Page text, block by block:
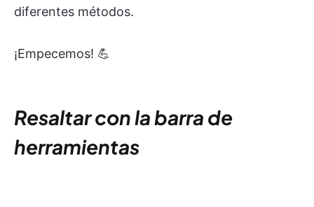
diferentes métodos.
¡Empecemos! 💪
Resaltar con la barra de
herramientas